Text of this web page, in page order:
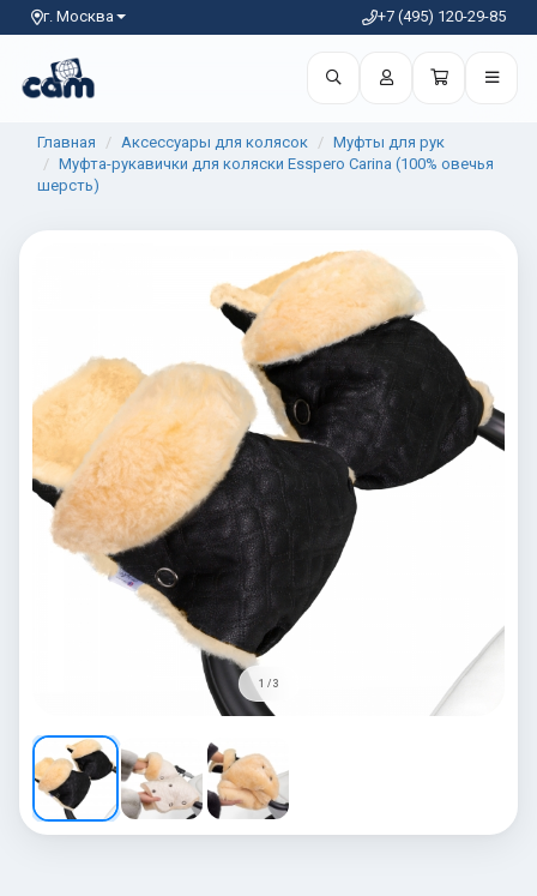
г. Москва +7 (495) 120-29-85
Главная Аксессуары для колясок
Муфты для рук
Муфта-рукавички для коляски Esspero Carina (100% овечья
шерсть)
1 / 3